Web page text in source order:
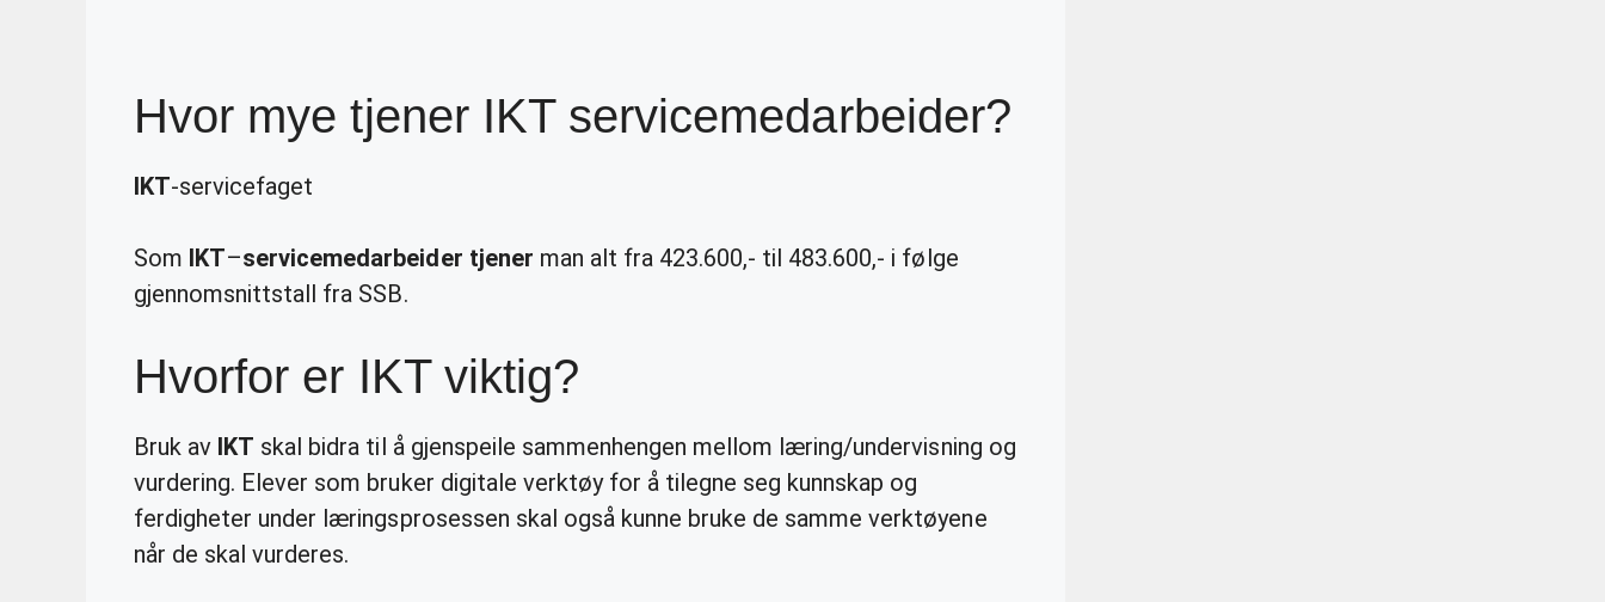
Hvor mye tjener IKT servicemedarbeider?
IKT-servicefaget
Som IKT–servicemedarbeider tjener man alt fra 423.600,- til 483.600,- i følge
gjennomsnittstall fra SSB.
Hvorfor er IKT viktig?
Bruk av IKT skal bidra til å gjenspeile sammenhengen mellom læring/undervisning og
vurdering. Elever som bruker digitale verktøy for å tilegne seg kunnskap og
ferdigheter under læringsprosessen skal også kunne bruke de samme verktøyene
når de skal vurderes.